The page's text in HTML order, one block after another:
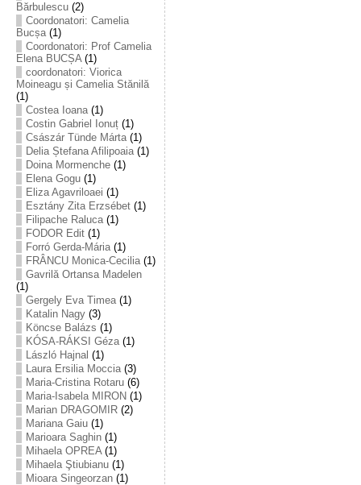
Bărbulescu(2)
Coordonatori: Camelia
Bucșa(1)
Coordonatori: Prof Camelia
Elena BUCȘA(1)
coordonatori: Viorica
Moineagu și Camelia Stănilă
(1)
Costea Ioana(1)
Costin Gabriel Ionuț(1)
Császár Tünde Márta(1)
Delia Ștefana Afilipoaia(1)
Doina Mormenche(1)
Elena Gogu(1)
Eliza Agavriloaei (1)
Esztány Zita Erzsébet(1)
Filipache Raluca(1)
FODOR Edit(1)
Forró Gerda-Mária(1)
FRÂNCU Monica-Cecilia(1)
Gavrilă Ortansa Madelen
(1)
Gergely Eva Timea(1)
Katalin Nagy(3)
Köncse Balázs (1)
KÓSA-RÁKSI Géza(1)
László Hajnal (1)
Laura Ersilia Moccia(3)
Maria-Cristina Rotaru(6)
Maria-Isabela MIRON (1)
Marian DRAGOMIR(2)
Mariana Gaiu(1)
Marioara Saghin(1)
Mihaela OPREA(1)
Mihaela Ştiubianu(1)
Mioara Singeorzan(1)